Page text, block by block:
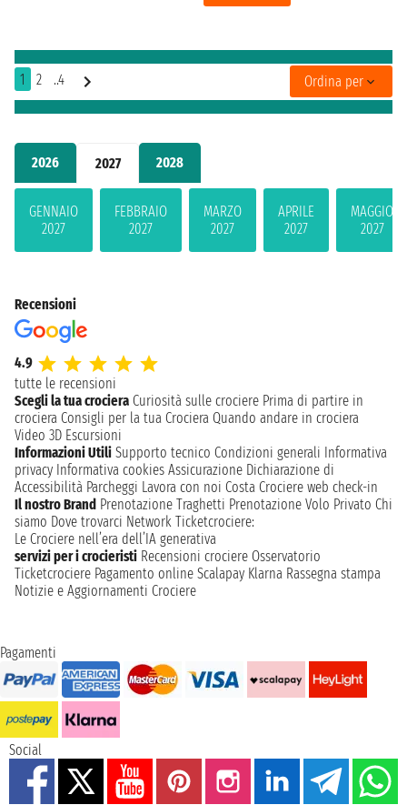
2026 2027 2028
GENNAIO
2027
FEBBRAIO
2027
MARZO
2027
APRILE
2027
MAGGIO
2027
1 2 ..4 Ordina per
Recensioni
4.9
tutte le recensioni
Scegli la tua crociera Curiosità sulle crociere Prima di partire in
crociera Consigli per la tua Crociera Quando andare in crociera
Video 3D Escursioni
Informazioni Utili Supporto tecnico Condizioni generali Informativa
privacy Informativa cookies Assicurazione Dichiarazione di
Accessibilità Parcheggi Lavora con noi Costa Crociere web check-in
Il nostro Brand Prenotazione Traghetti Prenotazione Volo Privato Chi
siamo Dove trovarci Network Ticketcrociere:
Le Crociere nell’era dell’IA generativa
servizi per i crocieristi Recensioni crociere Osservatorio
Ticketcrociere Pagamento online Scalapay Klarna Rassegna stampa
Notizie e Aggiornamenti Crociere
Pagamenti
Social